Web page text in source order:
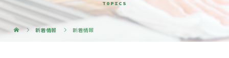
TOPICS
新着情報 新着情報